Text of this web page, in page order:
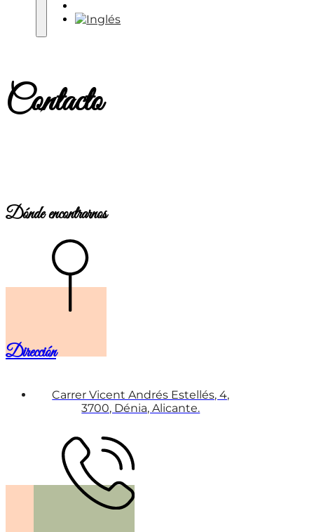
Contacto
Dónde encontrarnos
Dirección
Carrer Vicent Andrés Estellés, 4,
3700, Dénia, Alicante.